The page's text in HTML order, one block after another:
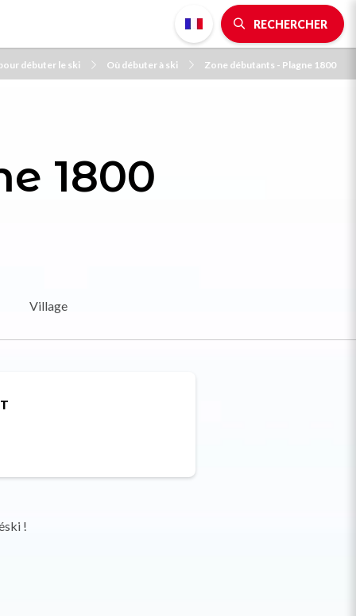
RECHERCHER
débuter le ski Où débuter à ski Zone débutants - Plagne 1800
1800
Village
!